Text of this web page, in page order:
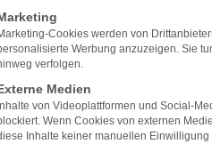
Haftung für den
Motorradfahrerin
mangelhaften
Cookies werden von
Werbung anzuzeigen. Sie
verfolgen.
Medien
Inhalte von Videoplattformen und Social-
Wenn Cookies von externen
Inhalte keiner manuellen Einwilligung